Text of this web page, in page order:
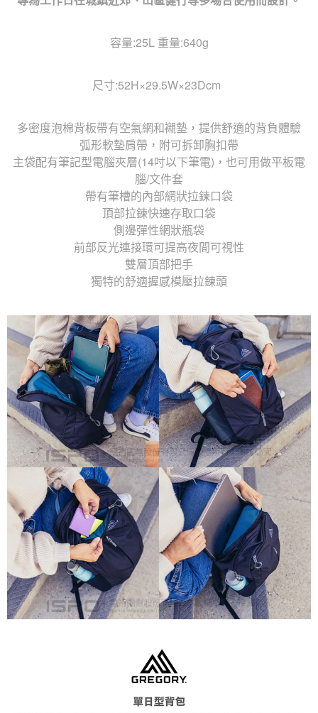
容量:25L 重量:640g
尺寸:52H×29.5W×23Dcm
多密度泡棉背板帶有空氣網和襯墊，提供舒適的背負體驗
弧形軟墊肩帶，附可拆卸胸扣帶
主袋配有筆記型電腦夾層(14吋以下筆電)，也可用做平板電
腦/文件套
帶有筆槽的內部網狀拉鍊口袋
頂部拉鍊快速存取口袋
側邊彈性網狀瓶袋
前部反光連接環可提高夜間可視性
雙層頂部把手
獨特的舒適握感模壓拉鍊頭